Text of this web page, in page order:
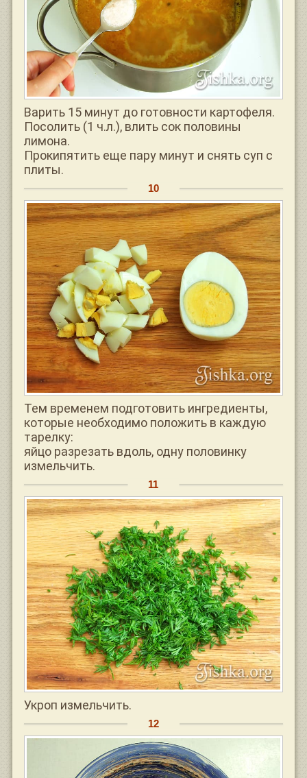
Варить 15 минут до готовности картофеля.
Посолить (1 ч.л.), влить сок половины
лимона.
Прокипятить еще пару минут и снять суп с
плиты.
Тем временем подготовить ингредиенты,
которые необходимо положить в каждую
тарелку:
яйцо разрезать вдоль, одну половинку
измельчить.
Укроп измельчить.